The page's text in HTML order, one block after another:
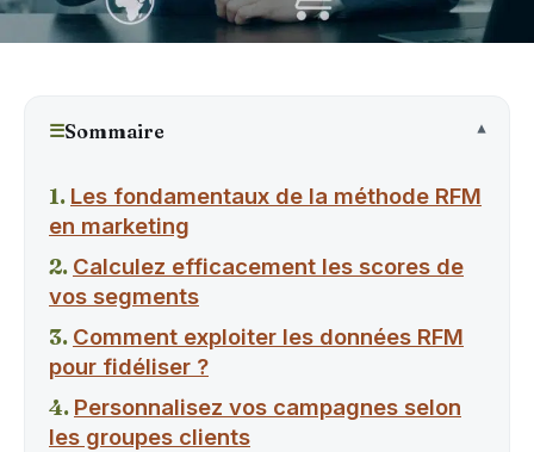
☰Sommaire
Les fondamentaux de la méthode RFM
en marketing
Calculez efficacement les scores de
vos segments
Comment exploiter les données RFM
pour fidéliser ?
Personnalisez vos campagnes selon
les groupes clients